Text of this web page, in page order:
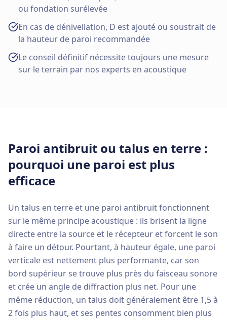
ou fondation surélevée
En cas de dénivellation, D est ajouté ou soustrait de
la hauteur de paroi recommandée
Le conseil définitif nécessite toujours une mesure
sur le terrain par nos experts en acoustique
Paroi antibruit ou talus en terre :
pourquoi une paroi est plus
efficace
Un talus en terre et une paroi antibruit fonctionnent
sur le même principe acoustique : ils brisent la ligne
directe entre la source et le récepteur et forcent le son
à faire un détour. Pourtant, à hauteur égale, une paroi
verticale est nettement plus performante, car son
bord supérieur se trouve plus près du faisceau sonore
et crée un angle de diffraction plus net. Pour une
même réduction, un talus doit généralement être 1,5 à
2 fois plus haut, et ses pentes consomment bien plus